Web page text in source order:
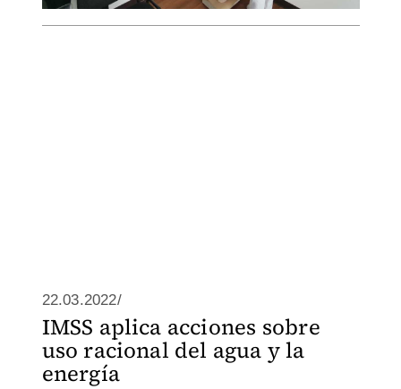
22.03.2022/
IMSS aplica acciones sobre
uso racional del agua y la
energía